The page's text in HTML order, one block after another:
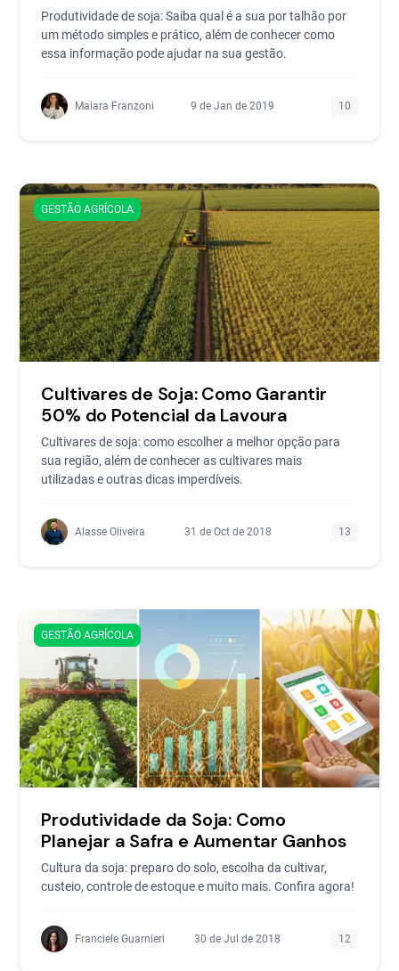
Produtividade de soja: Saiba qual é a sua por talhão por
um método simples e prático, além de conhecer como
essa informação pode ajudar na sua gestão.
Maiara Franzoni 9 de Jan de 2019 10
GESTÃO AGRÍCOLA
Cultivares de Soja: Como Garantir
50% do Potencial da Lavoura
Cultivares de soja: como escolher a melhor opção para
sua região, além de conhecer as cultivares mais
utilizadas e outras dicas imperdíveis.
Alasse Oliveira 31 de Oct de 2018 13
GESTÃO AGRÍCOLA
Produtividade da Soja: Como
Planejar a Safra e Aumentar Ganhos
Cultura da soja: preparo do solo, escolha da cultivar,
custeio, controle de estoque e muito mais. Confira agora!
Franciele Guarnieri 30 de Jul de 2018 12